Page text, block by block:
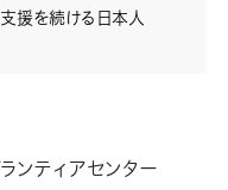
援を続ける日本人
ティアセンター